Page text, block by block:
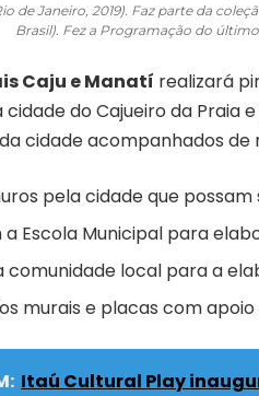
de Janeiro, 2019). Faz parte da
Brasil). Fez a Programação do
Caju e Manatí realizará
cidade do Cajueiro da
cidade acompanhados de
pela cidade que possam
Escola Municipal para
comunidade local para a
murais e placas com
Itaú Cultural Play